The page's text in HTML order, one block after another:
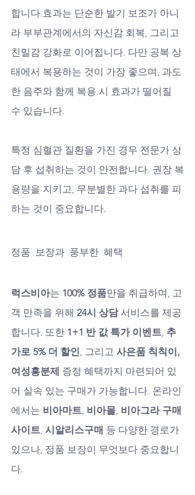
합니다.효과는 단순한 발기 보조가 아니
라 부부관계에서의 자신감 회복, 그리고
친밀감 강화로 이어집니다. 다만 공복 상
태에서 복용하는 것이 가장 좋으며, 과도
한 음주와 함께 복용 시 효과가 떨어질
수 있습니다.
특정 심혈관 질환을 가진 경우 전문가 상
담 후 섭취하는 것이 안전합니다. 권장 복
용량을 지키고, 무분별한 과다 섭취를 피
하는 것이 중요합니다.
정품 보장과 풍부한 혜택
럭스비아는 100% 정품만을 취급하며, 고
객 만족을 위해 24시 상담 서비스를 제공
합니다. 또한 1+1 반 값 특가 이벤트, 추
가로 5% 더 할인, 그리고 사은품 칙칙이,
여성흥분제 증정 혜택까지 마련되어 있
어 실속 있는 구매가 가능합니다. 온라인
에서는 비아마트, 비아몰, 비아그라 구매
사이트, 시알리스구매 등 다양한 경로가
있으나, 정품 보장이 무엇보다 중요합니
다.